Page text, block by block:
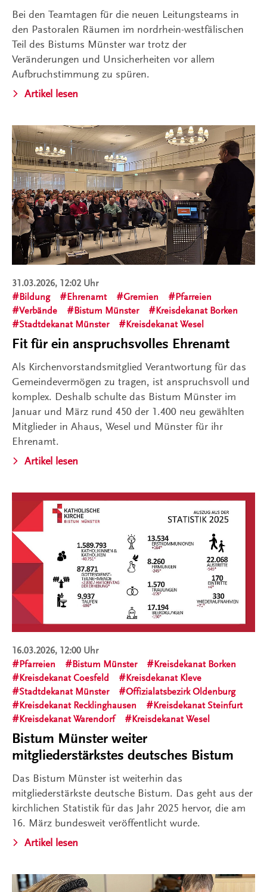
Bei den Teamtagen für die neuen Leitungsteams in
den Pastoralen Räumen im nordrhein-westfälischen
Teil des Bistums Münster war trotz der
Veränderungen und Unsicherheiten vor allem
Aufbruchstimmung zu spüren.
Artikel lesen
31.03.2026, 12:02 Uhr
Bildung
Ehrenamt Gremien
Pfarreien
Verbände
Bistum Münster
Kreisdekanat Borken
Stadtdekanat Münster
Kreisdekanat Wesel
Fit für ein anspruchsvolles Ehrenamt
Als Kirchenvorstandsmitglied Verantwortung für das
Gemeindevermögen zu tragen, ist anspruchsvoll und
komplex. Deshalb schulte das Bistum Münster im
Januar und März rund 450 der 1.400 neu gewählten
Mitglieder in Ahaus, Wesel und Münster für ihr
Ehrenamt.
Artikel lesen
16.03.2026, 12:00 Uhr
Pfarreien
Bistum Münster
Kreisdekanat Borken
Kreisdekanat Coesfeld
Kreisdekanat Kleve
Stadtdekanat Münster
Offizialatsbezirk Oldenburg
Kreisdekanat Recklinghausen
Kreisdekanat Steinfurt
Kreisdekanat Warendorf
Kreisdekanat Wesel
Bistum Münster weiter
mitgliederstärkstes deutsches Bistum
Das Bistum Münster ist weiterhin das
mitgliederstärkste deutsche Bistum. Das geht aus der
kirchlichen Statistik für das Jahr 2025 hervor, die am
16. März bundesweit veröffentlicht wurde.
Artikel lesen